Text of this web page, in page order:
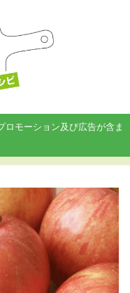
ロモーション及び広告が含ま